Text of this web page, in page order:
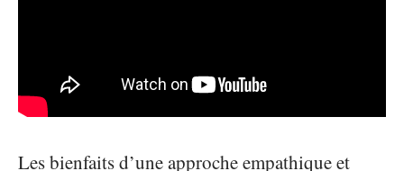
Les bienfaits d’une approche empathique et